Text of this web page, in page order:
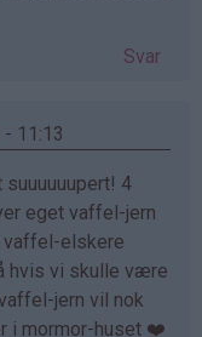
Svar
11:13
4
eget vaffel-jern
vaffel-elskere
hvis vi skulle være
jern vil nok
i mormor-huset ❤️